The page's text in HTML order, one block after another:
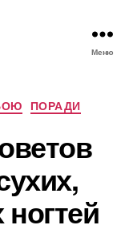
Меню
ПОРАДИ